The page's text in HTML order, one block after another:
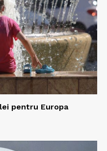
pentru Europa